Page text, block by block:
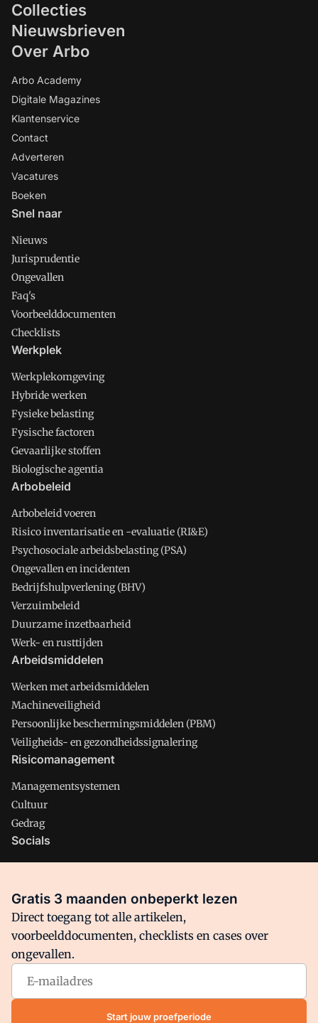
Collecties
Nieuwsbrieven
Over Arbo
Arbo Academy
Digitale Magazines
Klantenservice
Contact
Adverteren
Vacatures
Boeken
Snel naar
Nieuws
Jurisprudentie
Ongevallen
Faq's
Voorbeelddocumenten
Checklists
Werkplek
Werkplekomgeving
Hybride werken
Fysieke belasting
Fysische factoren
Gevaarlijke stoffen
Biologische agentia
Arbobeleid
Arbobeleid voeren
Risico inventarisatie en -evaluatie (RI&E)
Psychosociale arbeidsbelasting (PSA)
Ongevallen en incidenten
Bedrijfshulpverlening (BHV)
Verzuimbeleid
Duurzame inzetbaarheid
Werk- en rusttijden
Arbeidsmiddelen
Werken met arbeidsmiddelen
Machineveiligheid
Persoonlijke beschermingsmiddelen (PBM)
Veiligheids- en gezondheidssignalering
Risicomanagement
Managementsystemen
Cultuur
Gedrag
Socials
Facebook
Arbo is onderdeel van VMN media. Lees inons manifestwaar
VMN media voor staat. Op gebruik van deze site zijn de
volgende regelingen van toepassing:Algemene Voorwaarden
Privacy en Cookie beleid|Privacy instellingen
Gratis 3 maanden onbeperkt lezen
Direct toegang tot alle artikelen,
voorbeelddocumenten, checklists en cases over
ongevallen.
Start jouw proefperiode